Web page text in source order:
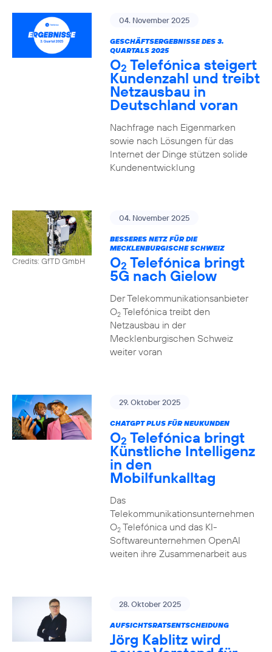
04. November 2025
GESCHÄFTSERGEBNISSE DES 3.
QUARTALS 2025
O2 Telefónica steigert
Kundenzahl und treibt
Netzausbau in
Deutschland voran
Nachfrage nach Eigenmarken
sowie nach Lösungen für das
Internet der Dinge stützen solide
Kundenentwicklung
Credits: GfTD GmbH
04. November 2025
BESSERES NETZ FÜR DIE
MECKLENBURGISCHE SCHWEIZ
O2 Telefónica bringt
5G nach Gielow
Der Telekommunikationsanbieter
O2Telefónica treibt den
Netzausbau in der
Mecklenburgischen Schweiz
weiter voran
29. Oktober 2025
CHATGPT PLUS FÜR NEUKUNDEN
O2 Telefónica bringt
Künstliche Intelligenz
in den
Mobilfunkalltag
Das
Telekommunikationsunternehmen
O2Telefónica und das KI-
Softwareunternehmen OpenAI
weiten ihre Zusammenarbeit aus
28. Oktober 2025
AUFSICHTSRATSENTSCHEIDUNG
Jörg Kablitz wird